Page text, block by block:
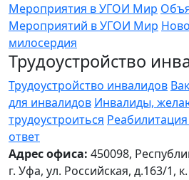
Мероприятия в УГОИ Мир
Мероприятий в УГОИ Мир
милосердия
Трудоустройство
Трудоустройство инвалидов
для инвалидов Инвалиды,
трудоустроиться
ответ
Адрес офиса: 450098,
г. Уфа, ул. Российская, д.163/1,